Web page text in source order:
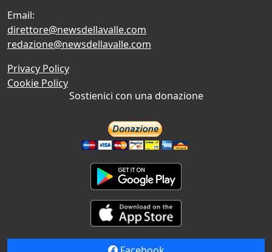
Email:
direttore@newsdellavalle.com
redazione@newsdellavalle.com
Privacy Policy
Cookie Policy
Sostienici con una donazione